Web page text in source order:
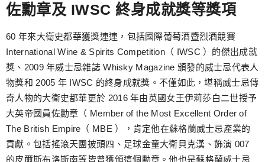
佐勳章及 IWSC 終身成就獎等獎項
60 年來大衛史都華獲獎連連，包括國際葡萄酒暨烈酒競賽
International Wine & Spirits Competition（ IWSC ）的傑出成就
獎、2009 年威士忌雜誌 Whisky Magazine 頒發的威士忌代表人
物獎和 2005 年 IWSC 的終身成就獎。不僅如此，堪稱威士忌傳
奇人物的大衛史都華更於 2016 年由英國女王伊莉莎白二世授予
大英帝國員佐勳章（ Member of the Most Excellent Order of
The British Empire（ MBE ），肯定他在蘇格蘭威士忌產業的
貢獻。包括搖滾天團披頭四、足球金童大衛貝克漢、飾演 007
的皮爾斯布洛斯南等皆曾獲頒這個勳章。他也是蘇格蘭威士忌